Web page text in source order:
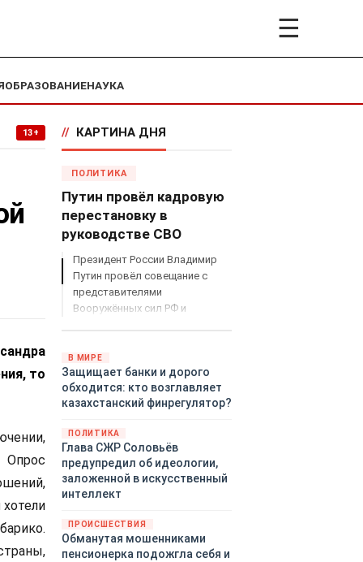
☰
ОБРАЗОВАНИЕНАУКА
13+
то
Опрос
// КАРТИНА ДНЯ
ПОЛИТИКА
Путин провёл кадровую
перестановку в
руководстве СВО
Президент России Владимир
Путин провёл совещание с
представителями
Вооружённых сил РФ и
руководстве спецоперацией.
В МИРЕ
Защищает банки и дорого
обходится: кто возглавляет
казахстанский финрегулятор?
ПОЛИТИКА
Глава СЖР Соловьёв
предупредил об идеологии,
заложенной в искусственный
интеллект
ПРОИСШЕСТВИЯ
Обманутая мошенниками
пенсионерка подожгла себя и